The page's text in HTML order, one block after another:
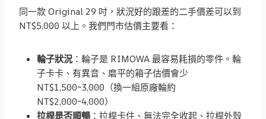
同一款 Original 29 吋，狀況好的跟差的二手價差可以到
NT$5,000 以上。我們門市估價主要看：
輪子狀況 ：輪子是 RIMOWA 最容易耗損的零件。輪
子卡卡、有異音、磨平的箱子估價會少
NT$1,500~3,000（換一組原廠輪約
NT$2,000~4,000）
拉桿是否順暢 ：拉桿卡住、無法完全收起、拉桿外殼